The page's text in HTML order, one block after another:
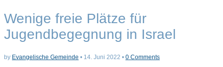
Wenige freie Plätze für
Jugendbegegnung in Israel
by Evangelische Gemeinde • 14. Juni 2022 • 0 Comments